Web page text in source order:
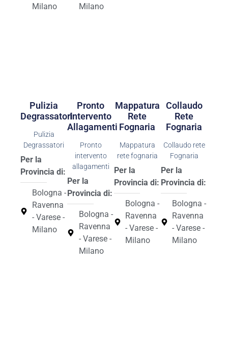
Milano
Milano
Pulizia
Degrassatori
Pulizia
Degrassatori
Per la
Provincia di:
Bologna -
Ravenna
- Varese -
Milano
Pronto
Intervento
Allagamenti
Pronto
intervento
allagamenti
Per la
Provincia di:
Bologna -
Ravenna
- Varese -
Milano
Mappatura
Rete
Fognaria
Mappatura
rete fognaria
Per la
Provincia di:
Bologna -
Ravenna
- Varese -
Milano
Collaudo
Rete
Fognaria
Collaudo rete
Fognaria
Per la
Provincia di:
Bologna -
Ravenna
- Varese -
Milano